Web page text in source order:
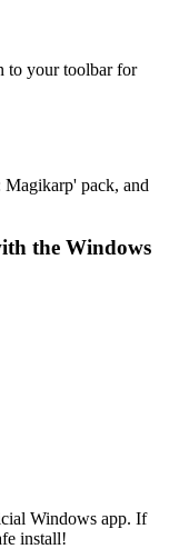
to your toolbar for
Magikarp' pack, and
the Windows
Windows app. If
install!